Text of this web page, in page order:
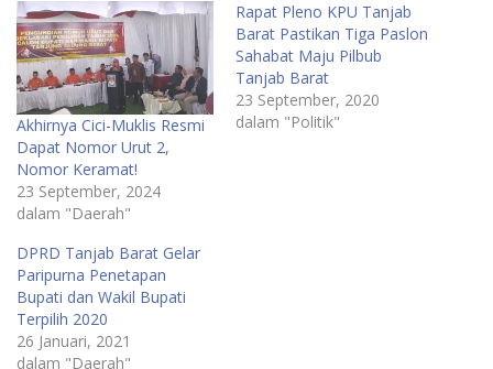
Akhirnya Cici-Muklis Resmi
Dapat Nomor Urut 2,
Nomor Keramat!
23 September, 2024
dalam "Daerah"
Rapat Pleno KPU Tanjab
Barat Pastikan Tiga Paslon
Sahabat Maju Pilbub
Tanjab Barat
23 September, 2020
dalam "Politik"
DPRD Tanjab Barat Gelar
Paripurna Penetapan
Bupati dan Wakil Bupati
Terpilih 2020
26 Januari, 2021
dalam "Daerah"